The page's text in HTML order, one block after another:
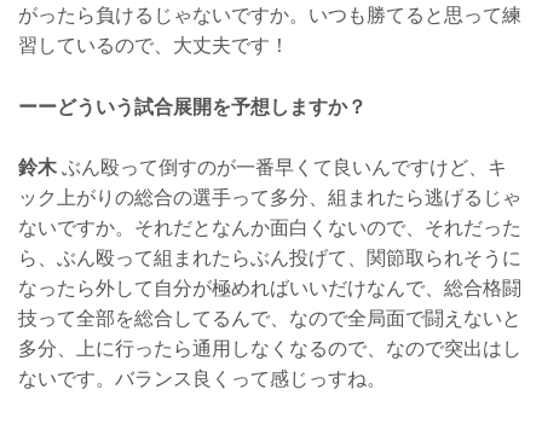
がったら負けるじゃないですか。いつも勝てると思って練
習しているので、大丈夫です！
ーーどういう試合展開を予想しますか？
鈴木 ぶん殴って倒すのが一番早くて良いんですけど、キ
ック上がりの総合の選手って多分、組まれたら逃げるじゃ
ないですか。それだとなんか面白くないので、それだった
ら、ぶん殴って組まれたらぶん投げて、関節取られそうに
なったら外して自分が極めればいいだけなんで、総合格闘
技って全部を総合してるんで、なので全局面で闘えないと
多分、上に行ったら通用しなくなるので、なので突出はし
ないです。バランス良くって感じっすね。